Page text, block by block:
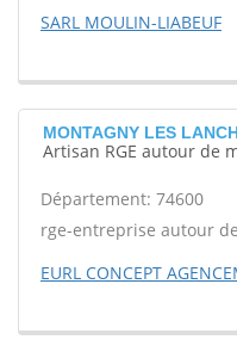
SARL MOULIN-LIABEUF
MONTAGNY LES
Artisan RGE autour de
Département: 74600
rge-entreprise autour
EURL CONCEPT